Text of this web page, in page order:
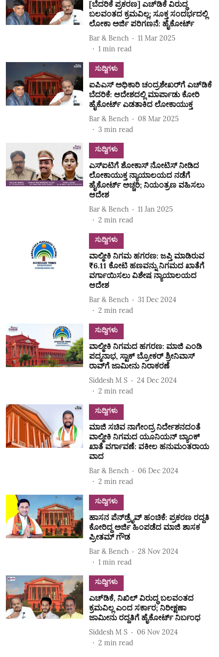
[ಬೆದರಿಕೆ ಪ್ರಕರಣ] ಎಚ್‌ಡಿಕೆ ವಿರುದ್ಧ
ಬಲವಂತದ ಕ್ರಮವಿಲ್ಲ; ಸೂಕ್ತ ಸಂದರ್ಭದಲ್ಲಿ
ಲೋಕಾ ಅರ್ಜಿ ಪರಿಗಣನೆ: ಹೈಕೋರ್ಟ್‌
Bar & Bench
11 Mar 2025
1 min read
ಸುದ್ದಿಗಳು
ಐಪಿಎಸ್‌ ಅಧಿಕಾರಿ ಚಂದ್ರಶೇಖರ್‌ಗೆ ಎಚ್‌ಡಿಕೆ
ಬೆದರಿಕೆ: ಆದೇಶದಲ್ಲಿ ಮಾರ್ಪಾಡು ಕೋರಿ
ಹೈಕೋರ್ಟ್‌ ಎಡತಾಕಿದ ಲೋಕಾಯುಕ್ತ
Bar & Bench
08 Mar 2025
3 min read
ಸುದ್ದಿಗಳು
ಎಸ್‌ಐಟಿಗೆ ಶೋಕಾಸ್‌ ನೋಟಿಸ್‌ ನೀಡಿದ
ಲೋಕಾಯುಕ್ತ ನ್ಯಾಯಾಲಯದ ನಡೆಗೆ
ಹೈಕೋರ್ಟ್‌ ಅಚ್ಚರಿ; ನಿಯಂತ್ರಣ ವಹಿಸಲು
ಆದೇಶ
Bar & Bench
11 Jan 2025
2 min read
ಸುದ್ದಿಗಳು
ವಾಲ್ಮೀಕಿ ನಿಗಮ ಹಗರಣ: ಜಪ್ತಿ ಮಾಡಿರುವ
₹6.11 ಕೋಟಿ ಹಣವನ್ನು ನಿಗಮದ ಖಾತೆಗೆ
ವರ್ಗಾಯಿಸಲು ವಿಶೇಷ ನ್ಯಾಯಾಲಯದ
ಆದೇಶ
Bar & Bench
31 Dec 2024
2 min read
ಸುದ್ದಿಗಳು
ವಾಲ್ಮೀಕಿ ನಿಗಮದ ಹಗರಣ: ಮಾಜಿ ಎಂಡಿ
ಪದ್ಮನಾಭ, ಸ್ಟಾಕ್‌ ಬ್ರೋಕರ್‌ ಶ್ರೀನಿವಾಸ್‌
ರಾವ್‌ಗೆ ಜಾಮೀನು ನಿರಾಕರಣೆ
Siddesh M S
24 Dec 2024
2 min read
ಸುದ್ದಿಗಳು
ಮಾಜಿ ಸಚಿವ ನಾಗೇಂದ್ರ ನಿರ್ದೇಶನದಂತೆ
ವಾಲ್ಮೀಕಿ ನಿಗಮದ ಯೂನಿಯನ್‌ ಬ್ಯಾಂಕ್‌
ಖಾತೆ ವರ್ಗಾವಣೆ: ವಕೀಲ ಹನುಮಂತರಾಯ
ವಾದ
Bar & Bench
06 Dec 2024
2 min read
ಸುದ್ದಿಗಳು
ಹಾಸನ ಪೆನ್‌ಡ್ರೈವ್‌ ಹಂಚಿಕೆ: ಪ್ರಕರಣ ರದ್ದತಿ
ಕೋರಿದ್ದ ಅರ್ಜಿ ಹಿಂಪಡೆದ ಮಾಜಿ ಶಾಸಕ
ಪ್ರೀತಮ್‌ ಗೌಡ
Bar & Bench
28 Nov 2024
1 min read
ಸುದ್ದಿಗಳು
ಎಚ್‌ಡಿಕೆ, ನಿಖಿಲ್‌ ವಿರುದ್ಧ ಬಲವಂತದ
ಕ್ರಮವಿಲ್ಲ ಎಂದ ಸರ್ಕಾರ; ನಿರೀಕ್ಷಣಾ
ಜಾಮೀನು ರದ್ದತಿಗೆ ಹೈಕೋರ್ಟ್‌ ನಿರ್ಬಂಧ
Siddesh M S
06 Nov 2024
2 min read